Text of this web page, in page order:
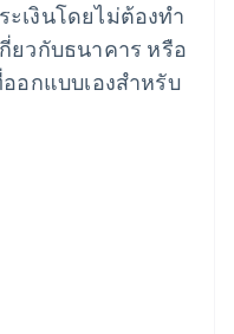
เงินโดยไม่ต้องทำ
ยวกับธนาคาร หรือ
อกแบบเองสำหรับ